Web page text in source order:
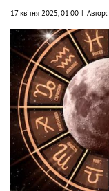
17 квітня 2025, 01:00